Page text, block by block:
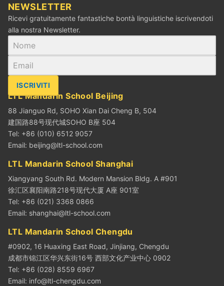
NEWSLETTER
Ricevi gratuitamente fantastiche bontà linguistiche iscrivendoti
alla nostra Newsletter.
ISCRIVITI
LTL Mandarin School Beijing
88 Jianguo Rd, SOHO Xian Dai Cheng B, 504
建国路88号现代城SOHO B座 504
Tel: +86 (010) 6512 9057
Email: beijing@ltl-school.com
LTL Mandarin School Shanghai
Xiangyang South Rd. Modern Mansion Bldg. A #901
徐汇区襄阳南路218号现代大厦 A座 901室
Tel: +86 (021) 3368 0866
Email: shanghai@ltl-school.com
LTL Mandarin School Chengdu
#0902, 16 Huaxing East Road, Jinjiang, Chengdu
成都市锦江区华兴东街16号 西部文化产业中心 0902
Tel: +86 (028) 8559 6967
Email: info@ltl-chengdu.com